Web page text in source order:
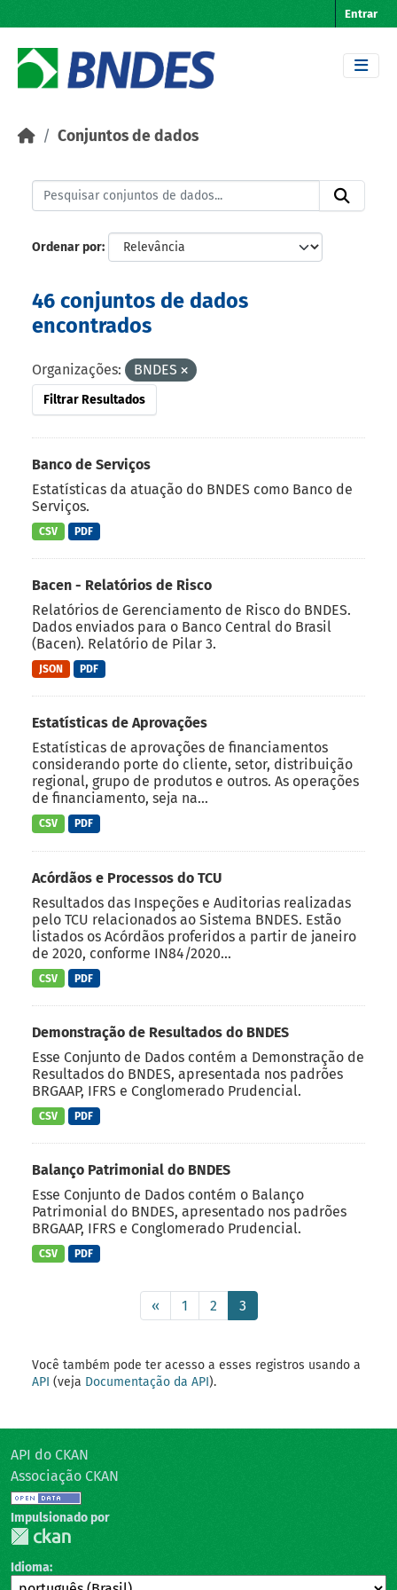
Entrar
Conjuntos de dados
Ordenar por
46 conjuntos de dados
encontrados
Organizações: BNDES
Filtrar Resultados
Banco de Serviços
Estatísticas da atuação do BNDES como Banco de
Serviços.
CSV PDF
Bacen - Relatórios de Risco
Relatórios de Gerenciamento de Risco do BNDES.
Dados enviados para o Banco Central do Brasil
(Bacen). Relatório de Pilar 3.
JSON PDF
Estatísticas de Aprovações
Estatísticas de aprovações de financiamentos
considerando porte do cliente, setor, distribuição
regional, grupo de produtos e outros. As operações
de financiamento, seja na...
CSV PDF
Acórdãos e Processos do TCU
Resultados das Inspeções e Auditorias realizadas
pelo TCU relacionados ao Sistema BNDES. Estão
listados os Acórdãos proferidos a partir de janeiro
de 2020, conforme IN84/2020...
CSV PDF
Demonstração de Resultados do BNDES
Esse Conjunto de Dados contém a Demonstração de
Resultados do BNDES, apresentada nos padrões
BRGAAP, IFRS e Conglomerado Prudencial.
CSV PDF
Balanço Patrimonial do BNDES
Esse Conjunto de Dados contém o Balanço
Patrimonial do BNDES, apresentado nos padrões
BRGAAP, IFRS e Conglomerado Prudencial.
CSV PDF
« 1 2 3
Você também pode ter acesso a esses registros usando a
API (veja Documentação da API).
API do CKAN
Associação CKAN
Impulsionado por
Idioma